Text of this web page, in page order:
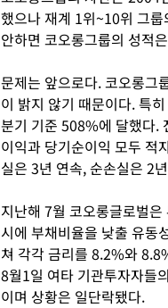
했으나 재계 1위~10위 그
안하면 코오롱그룹의 성적
문제는 앞으로다. 코오롱그
이 밝지 않기 때문이다. 특
분기 기준 508%에 달했다.
이익과 당기순이익 모두 적
실은 3년 연속, 순손실은 2
지난해 7월 코오롱글로벌
시에 부채비율을 낮출 유동
쳐 각각 금리를 8.2%와
8월1일 여타 기관투자자들
이며 상황은 일단락됐다.